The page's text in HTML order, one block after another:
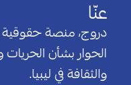
عنّا
دروج، منصة حقوقية
الحوار بشأن الحريات
والثقافة في ليبيا.